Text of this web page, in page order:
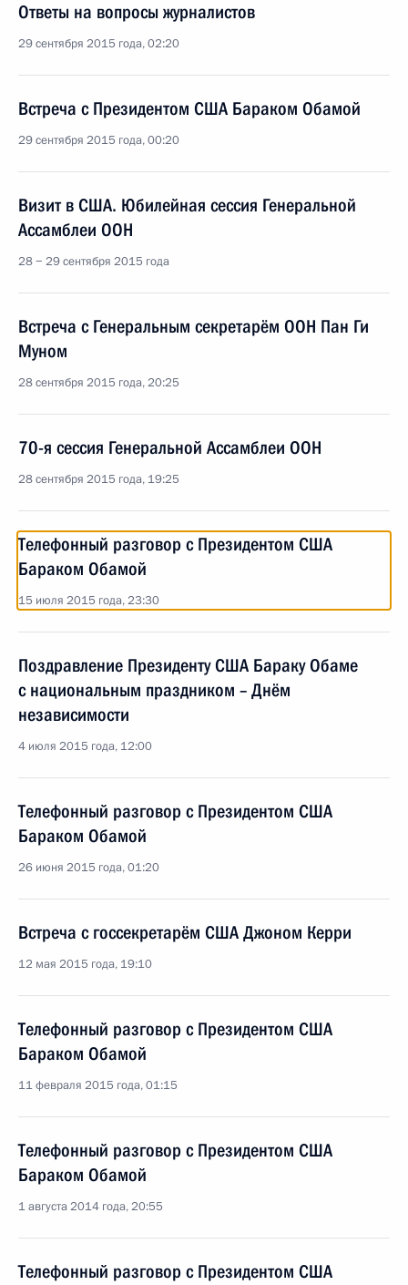
Ответы на вопросы журналистов
29 сентября 2015 года, 02:20
Встреча с Президентом США Бараком Обамой
29 сентября 2015 года, 00:20
Визит в США. Юбилейная сессия Генеральной
Ассамблеи ООН
28 − 29 сентября 2015 года
Встреча с Генеральным секретарём ООН Пан Ги
Муном
28 сентября 2015 года, 20:25
70-я сессия Генеральной Ассамблеи ООН
28 сентября 2015 года, 19:25
Телефонный разговор с Президентом США
Бараком Обамой
15 июля 2015 года, 23:30
Поздравление Президенту США Бараку Обаме
с национальным праздником – Днём
независимости
4 июля 2015 года, 12:00
Телефонный разговор с Президентом США
Бараком Обамой
26 июня 2015 года, 01:20
Встреча с госсекретарём США Джоном Керри
12 мая 2015 года, 19:10
Телефонный разговор с Президентом США
Бараком Обамой
11 февраля 2015 года, 01:15
Телефонный разговор с Президентом США
Бараком Обамой
1 августа 2014 года, 20:55
Телефонный разговор с Президентом США